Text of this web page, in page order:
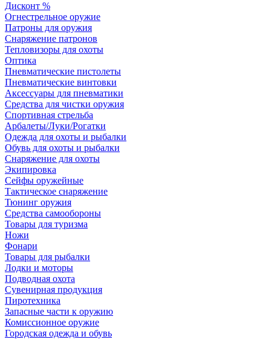
Дисконт %
Огнестрельное оружие
Патроны для оружия
Снаряжение патронов
Тепловизоры для охоты
Оптика
Пневматические пистолеты
Пневматические винтовки
Аксессуары для пневматики
Средства для чистки оружия
Спортивная стрельба
Арбалеты/Луки/Рогатки
Одежда для охоты и рыбалки
Обувь для охоты и рыбалки
Снаряжение для охоты
Экипировка
Сейфы оружейные
Тактическое снаряжение
Тюнинг оружия
Средства самообороны
Товары для туризма
Ножи
Фонари
Товары для рыбалки
Лодки и моторы
Подводная охота
Сувенирная продукция
Пиротехника
Запасные части к оружию
Комиссионное оружие
Городская одежда и обувь